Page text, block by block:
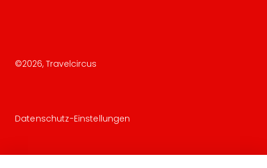
©2026, Travelcircus
Datenschutz-Einstellungen